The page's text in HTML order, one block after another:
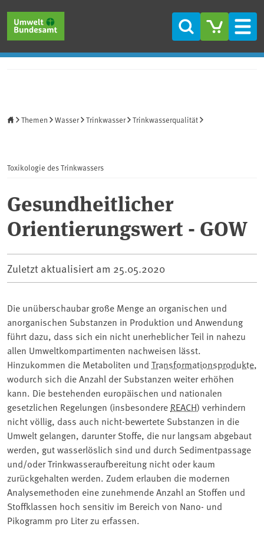
Suche
Themen Wasser Trinkwasser Trinkwasserqualität
Toxikologie des Trinkwassers
Gesundheitlicher
Orientierungswert - GOW
Zuletzt aktualisiert am 25.05.2020
Die unüberschaubar große Menge an organischen und
anorganischen Substanzen in Produktion und Anwendung
führt dazu, dass sich ein nicht unerheblicher Teil in nahezu
allen Umweltkompartimenten nachweisen lässt.
Hinzukommen die Metaboliten und Transformationsprodukte,
wodurch sich die Anzahl der Substanzen weiter erhöhen
kann. Die bestehenden europäischen und nationalen
gesetzlichen Regelungen (insbesondere REACH) verhindern
nicht völlig, dass auch nicht-bewertete Substanzen in die
Umwelt gelangen, darunter Stoffe, die nur langsam abgebaut
werden, gut wasserlöslich sind und durch Sedimentpassage
und/oder Trinkwasseraufbereitung nicht oder kaum
zurückgehalten werden. Zudem erlauben die modernen
Analysemethoden eine zunehmende Anzahl an Stoffen und
Stoffklassen hoch sensitiv im Bereich von Nano- und
Pikogramm pro Liter zu erfassen.